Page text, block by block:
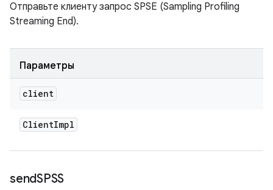
Отправьте клиенту запрос SPSE (Sampling Profiling
Streaming End).
Параметры
client
ClientImpl
sendSPSS